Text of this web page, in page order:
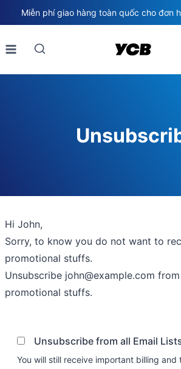
to
content
Miễn phí giao hàng toàn quốc cho đơn
Hi John,
Sorry, to know you do not want to
promotional stuffs.
Unsubscribe john@example.com
promotional stuffs.
Unsubscribe from all Email
You will still receive important billing and